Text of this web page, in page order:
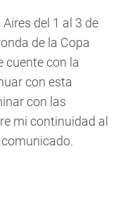
del 1 al 3 de
de la Copa
cuente con la
con esta
con las
mi continuidad al